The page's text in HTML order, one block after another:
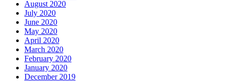
August 2020
July 2020
June 2020
May 2020
April 2020
March 2020
February 2020
January 2020
December 2019